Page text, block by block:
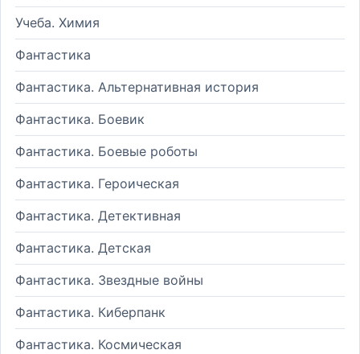
Учеба. Химия
Фантастика
Фантастика. Альтернативная история
Фантастика. Боевик
Фантастика. Боевые роботы
Фантастика. Героическая
Фантастика. Детективная
Фантастика. Детская
Фантастика. Звездные войны
Фантастика. Киберпанк
Фантастика. Космическая